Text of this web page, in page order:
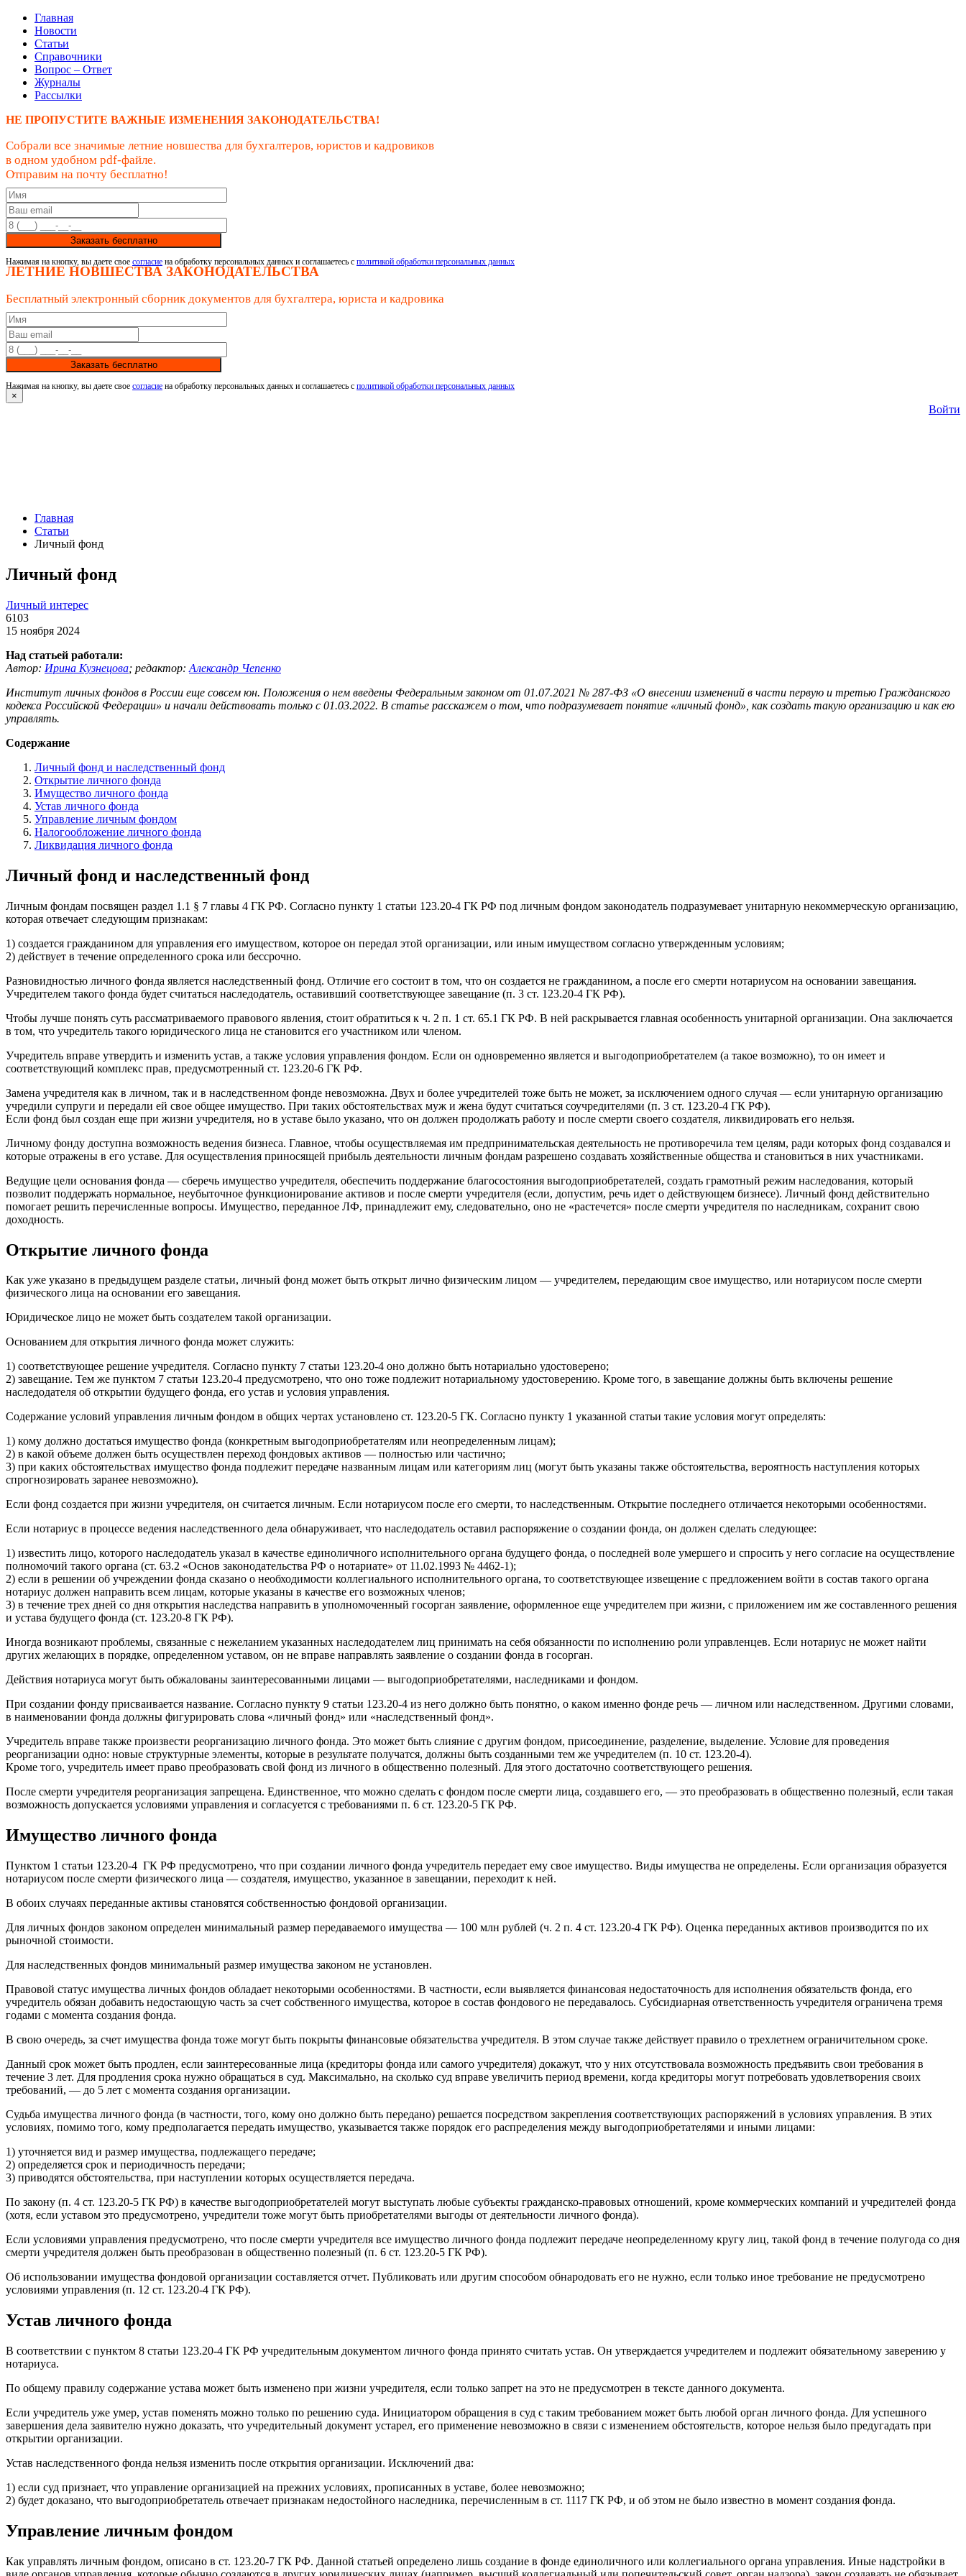
Главная
Новости
Статьи
Справочники
Вопрос – Ответ
Журналы
Рассылки
НЕ ПРОПУСТИТЕ ВАЖНЫЕ ИЗМЕНЕНИЯ ЗАКОНОДАТЕЛЬСТВА!
Собрали все значимые летние новшества для бухгалтеров, юристов и кадровиков
в одном удобном pdf-файле.
Отправим на почту бесплатно!
Заказать бесплатно
Нажимая на кнопку, вы даете свое согласие на обработку персональных данных и соглашаетесь с политикой обработки персональных данных
ЛЕТНИЕ НОВШЕСТВА ЗАКОНОДАТЕЛЬСТВА
Бесплатный электронный сборник документов для бухгалтера, юриста и кадровика
Заказать бесплатно
Нажимая на кнопку, вы даете свое согласие на обработку персональных данных и соглашаетесь с политикой обработки персональных данных
×
Войти
Главная
Статьи
Личный фонд
Личный фонд
Личный интерес
6103
15 ноября 2024
Над статьей работали:
Автор: Ирина Кузнецова; редактор: Александр Чепенко
Институт личных фондов в России еще совсем юн. Положения о нем введены Федеральным законом от 01.07.2021 № 287-ФЗ «О внесении изменений в части первую и третью Гражданского
кодекса Российской Федерации» и начали действовать только с 01.03.2022. В статье расскажем о том, что подразумевает понятие «личный фонд», как создать такую организацию и как ею
управлять.
Содержание
Личный фонд и наследственный фонд
Открытие личного фонда
Имущество личного фонда
Устав личного фонда
Управление личным фондом
Налогообложение личного фонда
Ликвидация личного фонда
Личный фонд и наследственный фонд
Личным фондам посвящен раздел 1.1 § 7 главы 4 ГК РФ. Согласно пункту 1 статьи 123.20-4 ГК РФ под личным фондом законодатель подразумевает унитарную некоммерческую организацию,
которая отвечает следующим признакам:
1) создается гражданином для управления его имуществом, которое он передал этой организации, или иным имуществом согласно утвержденным условиям;
2) действует в течение определенного срока или бессрочно.
Разновидностью личного фонда является наследственный фонд. Отличие его состоит в том, что он создается не гражданином, а после его смерти нотариусом на основании завещания.
Учредителем такого фонда будет считаться наследодатель, оставивший соответствующее завещание (п. 3 ст. 123.20-4 ГК РФ).
Чтобы лучше понять суть рассматриваемого правового явления, стоит обратиться к ч. 2 п. 1 ст. 65.1 ГК РФ. В ней раскрывается главная особенность унитарной организации. Она заключается
в том, что учредитель такого юридического лица не становится его участником или членом.
Учредитель вправе утвердить и изменить устав, а также условия управления фондом. Если он одновременно является и выгодоприобретателем (а такое возможно), то он имеет и
соответствующий комплекс прав, предусмотренный ст. 123.20-6 ГК РФ.
Замена учредителя как в личном, так и в наследственном фонде невозможна. Двух и более учредителей тоже быть не может, за исключением одного случая — если унитарную организацию
учредили супруги и передали ей свое общее имущество. При таких обстоятельствах муж и жена будут считаться соучредителями (п. 3 ст. 123.20-4 ГК РФ).
Если фонд был создан еще при жизни учредителя, но в уставе было указано, что он должен продолжать работу и после смерти своего создателя, ликвидировать его нельзя.
Личному фонду доступна возможность ведения бизнеса. Главное, чтобы осуществляемая им предпринимательская деятельность не противоречила тем целям, ради которых фонд создавался и
которые отражены в его уставе. Для осуществления приносящей прибыль деятельности личным фондам разрешено создавать хозяйственные общества и становиться в них участниками.
Ведущие цели основания фонда — сберечь имущество учредителя, обеспечить поддержание благосостояния выгодоприобретателей, создать грамотный режим наследования, который
позволит поддержать нормальное, неубыточное функционирование активов и после смерти учредителя (если, допустим, речь идет о действующем бизнесе). Личный фонд действительно
помогает решить перечисленные вопросы. Имущество, переданное ЛФ, принадлежит ему, следовательно, оно не «растечется» после смерти учредителя по наследникам, сохранит свою
доходность.
Открытие личного фонда
Как уже указано в предыдущем разделе статьи, личный фонд может быть открыт лично физическим лицом — учредителем, передающим свое имущество, или нотариусом после смерти
физического лица на основании его завещания.
Юридическое лицо не может быть создателем такой организации.
Основанием для открытия личного фонда может служить:
1) соответствующее решение учредителя. Согласно пункту 7 статьи 123.20-4 оно должно быть нотариально удостоверено;
2) завещание. Тем же пунктом 7 статьи 123.20-4 предусмотрено, что оно тоже подлежит нотариальному удостоверению. Кроме того, в завещание должны быть включены решение
наследодателя об открытии будущего фонда, его устав и условия управления.
Содержание условий управления личным фондом в общих чертах установлено ст. 123.20-5 ГК. Согласно пункту 1 указанной статьи такие условия могут определять:
1) кому должно достаться имущество фонда (конкретным выгодоприобретателям или неопределенным лицам);
2) в какой объеме должен быть осуществлен переход фондовых активов — полностью или частично;
3) при каких обстоятельствах имущество фонда подлежит передаче названным лицам или категориям лиц (могут быть указаны также обстоятельства, вероятность наступления которых
спрогнозировать заранее невозможно).
Если фонд создается при жизни учредителя, он считается личным. Если нотариусом после его смерти, то наследственным. Открытие последнего отличается некоторыми особенностями.
Если нотариус в процессе ведения наследственного дела обнаруживает, что наследодатель оставил распоряжение о создании фонда, он должен сделать следующее:
1) известить лицо, которого наследодатель указал в качестве единоличного исполнительного органа будущего фонда, о последней воле умершего и спросить у него согласие на осуществление
полномочий такого органа (ст. 63.2 «Основ законодательства РФ о нотариате» от 11.02.1993 № 4462-1);
2) если в решении об учреждении фонда сказано о необходимости коллегиального исполнительного органа, то соответствующее извещение с предложением войти в состав такого органа
нотариус должен направить всем лицам, которые указаны в качестве его возможных членов;
3) в течение трех дней со дня открытия наследства направить в уполномоченный госорган заявление, оформленное еще учредителем при жизни, с приложением им же составленного решения
и устава будущего фонда (ст. 123.20-8 ГК РФ).
Иногда возникают проблемы, связанные с нежеланием указанных наследодателем лиц принимать на себя обязанности по исполнению роли управленцев. Если нотариус не может найти
других желающих в порядке, определенном уставом, он не вправе направлять заявление о создании фонда в госорган.
Действия нотариуса могут быть обжалованы заинтересованными лицами — выгодоприобретателями, наследниками и фондом.
При создании фонду присваивается название. Согласно пункту 9 статьи 123.20-4 из него должно быть понятно, о каком именно фонде речь — личном или наследственном. Другими словами,
в наименовании фонда должны фигурировать слова «личный фонд» или «наследственный фонд».
Учредитель вправе также произвести реорганизацию личного фонда. Это может быть слияние с другим фондом, присоединение, разделение, выделение. Условие для проведения
реорганизации одно: новые структурные элементы, которые в результате получатся, должны быть созданными тем же учредителем (п. 10 ст. 123.20-4).
Кроме того, учредитель имеет право преобразовать свой фонд из личного в общественно полезный. Для этого достаточно соответствующего решения.
После смерти учредителя реорганизация запрещена. Единственное, что можно сделать с фондом после смерти лица, создавшего его, — это преобразовать в общественно полезный, если такая
возможность допускается условиями управления и согласуется с требованиями п. 6 ст. 123.20-5 ГК РФ.
Имущество личного фонда
Пунктом 1 статьи 123.20-4 ГК РФ предусмотрено, что при создании личного фонда учредитель передает ему свое имущество. Виды имущества не определены. Если организация образуется
нотариусом после смерти физического лица — создателя, имущество, указанное в завещании, переходит к ней.
В обоих случаях переданные активы становятся собственностью фондовой организации.
Для личных фондов законом определен минимальный размер передаваемого имущества — 100 млн рублей (ч. 2 п. 4 ст. 123.20-4 ГК РФ). Оценка переданных активов производится по их
рыночной стоимости.
Для наследственных фондов минимальный размер имущества законом не установлен.
Правовой статус имущества личных фондов обладает некоторыми особенностями. В частности, если выявляется финансовая недостаточность для исполнения обязательств фонда, его
учредитель обязан добавить недостающую часть за счет собственного имущества, которое в состав фондового не передавалось. Субсидиарная ответственность учредителя ограничена тремя
годами с момента создания фонда.
В свою очередь, за счет имущества фонда тоже могут быть покрыты финансовые обязательства учредителя. В этом случае также действует правило о трехлетнем ограничительном сроке.
Данный срок может быть продлен, если заинтересованные лица (кредиторы фонда или самого учредителя) докажут, что у них отсутствовала возможность предъявить свои требования в
течение 3 лет. Для продления срока нужно обращаться в суд. Максимально, на сколько суд вправе увеличить период времени, когда кредиторы могут потребовать удовлетворения своих
требований, — до 5 лет с момента создания организации.
Судьба имущества личного фонда (в частности, того, кому оно должно быть передано) решается посредством закрепления соответствующих распоряжений в условиях управления. В этих
условиях, помимо того, кому предполагается передать имущество, указывается также порядок его распределения между выгодоприобретателями и иными лицами:
1) уточняется вид и размер имущества, подлежащего передаче;
2) определяется срок и периодичность передачи;
3) приводятся обстоятельства, при наступлении которых осуществляется передача.
По закону (п. 4 ст. 123.20-5 ГК РФ) в качестве выгодоприобретателей могут выступать любые субъекты гражданско-правовых отношений, кроме коммерческих компаний и учредителей фонда
(хотя, если уставом это предусмотрено, учредители тоже могут быть приобретателями выгоды от деятельности личного фонда).
Если условиями управления предусмотрено, что после смерти учредителя все имущество личного фонда подлежит передаче неопределенному кругу лиц, такой фонд в течение полугода со дня
смерти учредителя должен быть преобразован в общественно полезный (п. 6 ст. 123.20-5 ГК РФ).
Об использовании имущества фондовой организации составляется отчет. Публиковать или другим способом обнародовать его не нужно, если только иное требование не предусмотрено
условиями управления (п. 12 ст. 123.20-4 ГК РФ).
Устав личного фонда
В соответствии с пунктом 8 статьи 123.20-4 ГК РФ учредительным документом личного фонда принято считать устав. Он утверждается учредителем и подлежит обязательному заверению у
нотариуса.
По общему правилу содержание устава может быть изменено при жизни учредителя, если только запрет на это не предусмотрен в тексте данного документа.
Если учредитель уже умер, устав поменять можно только по решению суда. Инициатором обращения в суд с таким требованием может быть любой орган личного фонда. Для успешного
завершения дела заявителю нужно доказать, что учредительный документ устарел, его применение невозможно в связи с изменением обстоятельств, которое нельзя было предугадать при
открытии организации.
Устав наследственного фонда нельзя изменить после открытия организации. Исключений два:
1) если суд признает, что управление организацией на прежних условиях, прописанных в уставе, более невозможно;
2) будет доказано, что выгодоприобретатель отвечает признакам недостойного наследника, перечисленным в ст. 1117 ГК РФ, и об этом не было известно в момент создания фонда.
Управление личным фондом
Как управлять личным фондом, описано в ст. 123.20-7 ГК РФ. Данной статьей определено лишь создание в фонде единоличного или коллегиального органа управления. Иные надстройки в